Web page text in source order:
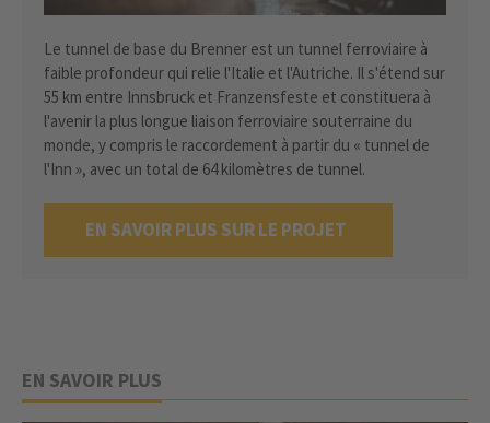
Le tunnel de base du Brenner est un tunnel ferroviaire à
faible profondeur qui relie l'Italie et l'Autriche. Il s'étend sur
55 km entre Innsbruck et Franzensfeste et constituera à
l'avenir la plus longue liaison ferroviaire souterraine du
monde, y compris le raccordement à partir du « tunnel de
l'Inn », avec un total de 64 kilomètres de tunnel.
EN SAVOIR PLUS SUR LE PROJET
EN SAVOIR PLUS